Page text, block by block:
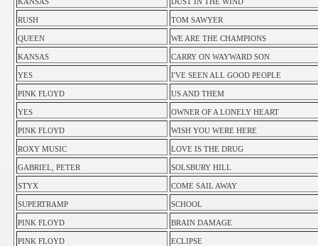
KANSAS DUST IN THE WIND
RUSH TOM SAWYER
QUEEN WE ARE THE CHAMPIONS
KANSAS CARRY ON WAYWARD SON
YES I'VE SEEN ALL GOOD PEOPLE
PINK FLOYD US AND THEM
YES OWNER OF A LONELY HEART
PINK FLOYD WISH YOU WERE HERE
ROXY MUSIC LOVE IS THE DRUG
GABRIEL, PETER SOLSBURY HILL
STYX COME SAIL AWAY
SUPERTRAMP SCHOOL
PINK FLOYD BRAIN DAMAGE
PINK FLOYD ECLIPSE